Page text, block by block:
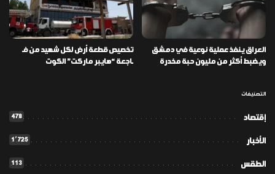
العراق ينفذ عملية نوعية في دمشق
ويضبط أكثر من مليون حبة مخدرة
تخصيص قطعة أرض لكل شهيد من فـ
ـاجعة “هايبر ماركت” الكوت
التصنيفات
إقتصاد 478
الأخبار 1٬725
الطقس 113